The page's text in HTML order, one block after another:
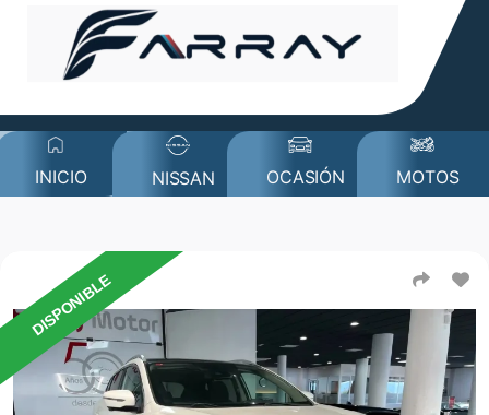
INICIO NISSAN OCASIÓN MOTOS
DISPONIBLE